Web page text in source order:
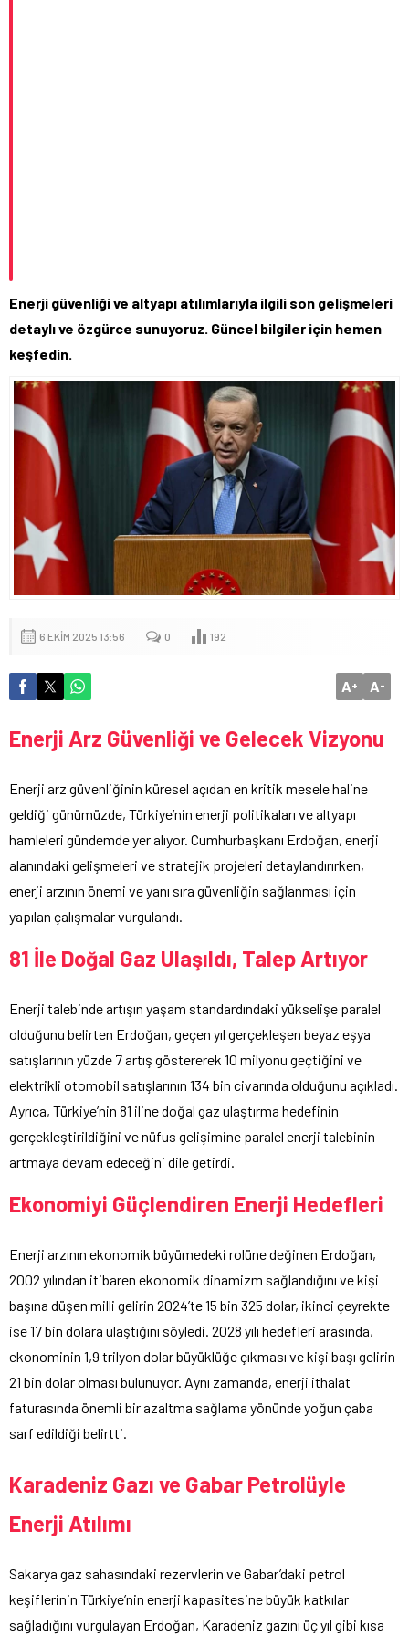
Enerji güvenliği ve altyapı atılımlarıyla ilgili son gelişmeleri
detaylı ve özgürce sunuyoruz. Güncel bilgiler için hemen
keşfedin.
6 EKIM 2025 13:56 0 192
A+ A-
Enerji Arz Güvenliği ve Gelecek Vizyonu
Enerji arz güvenliğinin küresel açıdan en kritik mesele haline
geldiği günümüzde, Türkiye’nin enerji politikaları ve altyapı
hamleleri gündemde yer alıyor. Cumhurbaşkanı Erdoğan, enerji
alanındaki gelişmeleri ve stratejik projeleri detaylandırırken,
enerji arzının önemi ve yanı sıra güvenliğin sağlanması için
yapılan çalışmalar vurgulandı.
81 İle Doğal Gaz Ulaşıldı, Talep Artıyor
Enerji talebinde artışın yaşam standardındaki yükselişe paralel
olduğunu belirten Erdoğan, geçen yıl gerçekleşen beyaz eşya
satışlarının yüzde 7 artış göstererek 10 milyonu geçtiğini ve
elektrikli otomobil satışlarının 134 bin civarında olduğunu açıkladı.
Ayrıca, Türkiye’nin 81 iline doğal gaz ulaştırma hedefinin
gerçekleştirildiğini ve nüfus gelişimine paralel enerji talebinin
artmaya devam edeceğini dile getirdi.
Ekonomiyi Güçlendiren Enerji Hedefleri
Enerji arzının ekonomik büyümedeki rolüne değinen Erdoğan,
2002 yılından itibaren ekonomik dinamizm sağlandığını ve kişi
başına düşen milli gelirin 2024’te 15 bin 325 dolar, ikinci çeyrekte
ise 17 bin dolara ulaştığını söyledi. 2028 yılı hedefleri arasında,
ekonominin 1,9 trilyon dolar büyüklüğe çıkması ve kişi başı gelirin
21 bin dolar olması bulunuyor. Aynı zamanda, enerji ithalat
faturasında önemli bir azaltma sağlama yönünde yoğun çaba
sarf edildiği belirtti.
Karadeniz Gazı ve Gabar Petrolüyle
Enerji Atılımı
Sakarya gaz sahasındaki rezervlerin ve Gabar’daki petrol
keşiflerinin Türkiye’nin enerji kapasitesine büyük katkılar
sağladığını vurgulayan Erdoğan, Karadeniz gazını üç yıl gibi kısa